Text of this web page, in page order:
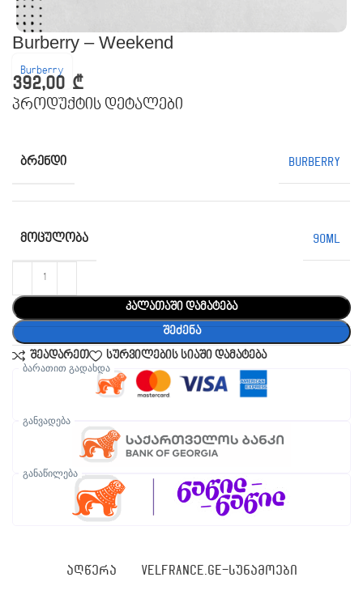
Burberry – Weekend
Burberry
392,00 ₾
პროდუქტის დეტალები
ᲑᲠᲔᲜᲓᲘ Burberry
ᲛᲝᲪᲣᲚᲝᲑᲐ 90ML
კალათაში დამატება
შეძენა
შეადარეთ სურვილების სიაში დამატება
ბარათით გადახდა
განვადება
განაწილება
ᲐᲦᲬᲔᲠᲐ VELFRANCE.GE-ᲡᲣᲜᲐᲛᲝᲔᲑᲘ